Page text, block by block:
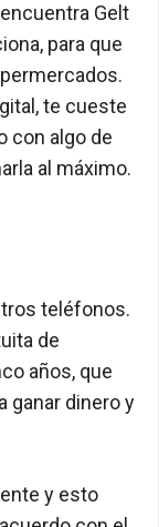
Gelt
para que
te cueste
con algo de
al máximo.
teléfonos.
de
años, que
ganar dinero y
y esto